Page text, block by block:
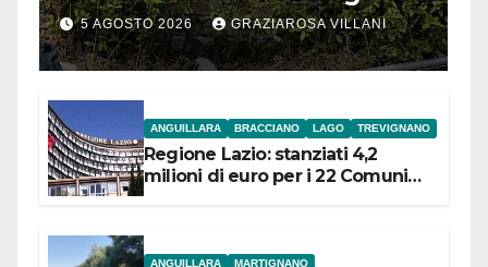
5 AGOSTO 2026 GRAZIAROSA VILLANI
ANGUILLARA BRACCIANO LAGO TREVIGNANO
Regione Lazio: stanziati 4,2
milioni di euro per i 22 Comuni
ANGUILLARA MARTIGNANO